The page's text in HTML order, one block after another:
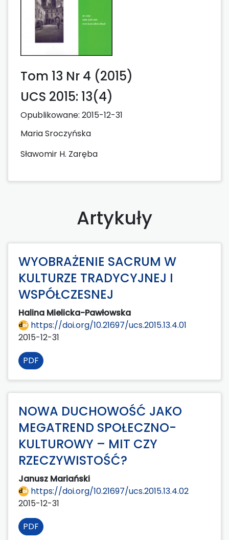
Tom 13 Nr 4 (2015)
UCS 2015: 13(4)
Opublikowane: 2015-12-31
Maria Sroczyńska
Sławomir H. Zaręba
Artykuły
WYOBRAŻENIE SACRUM W
KULTURZE TRADYCYJNEJ I
WSPÓŁCZESNEJ
Halina Mielicka-Pawłowska
https://doi.org/10.21697/ucs.2015.13.4.01
2015-12-31
PDF
NOWA DUCHOWOŚĆ JAKO
MEGATREND SPOŁECZNO-
KULTUROWY – MIT CZY
RZECZYWISTOŚĆ?
Janusz Mariański
https://doi.org/10.21697/ucs.2015.13.4.02
2015-12-31
PDF